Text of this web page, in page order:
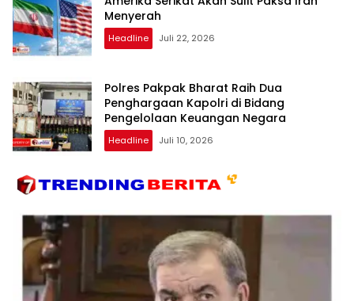
Menyerah
Headline Juli 22, 2026
Polres Pakpak Bharat Raih Dua
Penghargaan Kapolri di Bidang
Pengelolaan Keuangan Negara
Headline Juli 10, 2026